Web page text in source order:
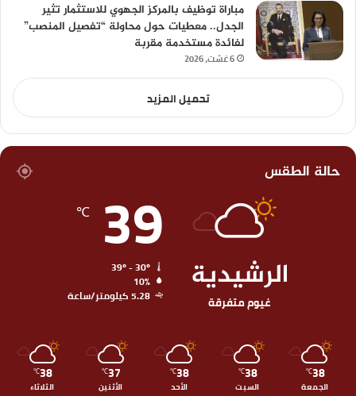
مباراة توظيف بالمركز الجهوي للاستثمار تثير
الجدل.. معطيات حول محاولة “تفصيل المنصب”
لفائدة مستخدمة مقربة
6 غشت، 2026
تحميل المزيد
حالة الطقس
الرشيدية
غيوم متفرقة
39
℃
10%
5.28 كيلومتر/ساعة
38
℃
الجمعة
38
℃
السبت
38
℃
الأحد
37
℃
الأثنين
38
℃
الثلاثاء